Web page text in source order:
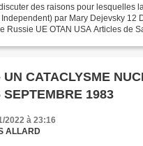
des raisons pour lesquelles
par Mary Dejevsky 12
Russie UE OTAN USA Articles de
UN CATACLYSME
SEPTEMBRE 1983
2022 à 23:16
ALLARD